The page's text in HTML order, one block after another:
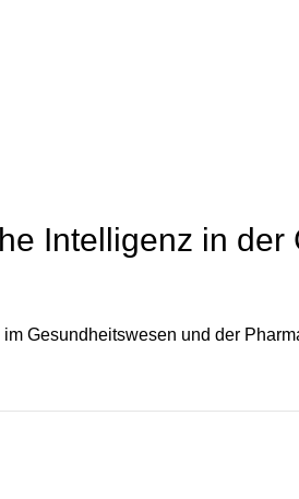
Intelligenz in
Gesundheitswesen und der